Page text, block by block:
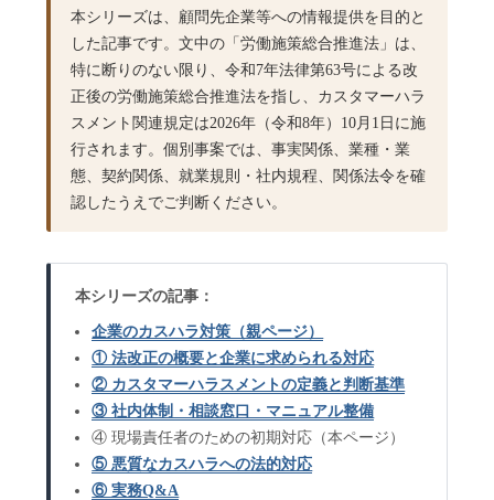
本シリーズは、顧問先企業等への情報提供を目的と
した記事です。文中の「労働施策総合推進法」は、
特に断りのない限り、令和7年法律第63号による改
正後の労働施策総合推進法を指し、カスタマーハラ
スメント関連規定は2026年（令和8年）10月1日に施
行されます。個別事案では、事実関係、業種・業
態、契約関係、就業規則・社内規程、関係法令を確
認したうえでご判断ください。
本シリーズの記事：
企業のカスハラ対策（親ページ）
① 法改正の概要と企業に求められる対応
② カスタマーハラスメントの定義と判断基準
③ 社内体制・相談窓口・マニュアル整備
④ 現場責任者のための初期対応（本ページ）
⑤ 悪質なカスハラへの法的対応
⑥ 実務Q&A